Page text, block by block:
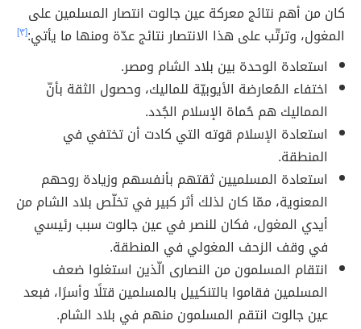
كان من أهم نتائج معركة عين جالوت انتصار المسلمين على
المغول، وترتّب على هذا الانتصار نتائج عدّة ومنها ما يأتي:[٣]
استعادة الوحدة بين بلاد الشام ومصر.
اختفاء المُعارضة الأيوبيّة للماليك، وحصول الثقة بأنّ
المماليك هم حُماة الإسلام الجُدد.
استعادة الإسلام قوته التي كادت أن تختفي في
المنطقة.
استعادة المسلميين ثقتهم بأنفسهم وزيادة روحهم
المعنوية، ممّا كان لذلك أثر كبير في تخلّص بلاد الشام من
أيدي المغول، فكان للنصر في عين جالوت سبب رئيسي
في وقف الزحف المغولي في المنطقة.
انتقام المسلمون من النصارى الّذين استغلوا ضعف
المسلمين فقاموا بالتنكييل بالمسلمين قتلًا وأسرًا، فبعد
عين جالوت انتقم المسلمون منهم في بلاد الشام.